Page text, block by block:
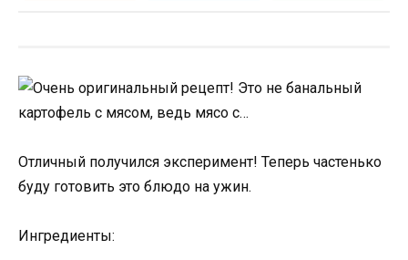
Отличный получился эксперимент! Теперь частенько
буду готовить это блюдо на ужин.
Ингредиенты: